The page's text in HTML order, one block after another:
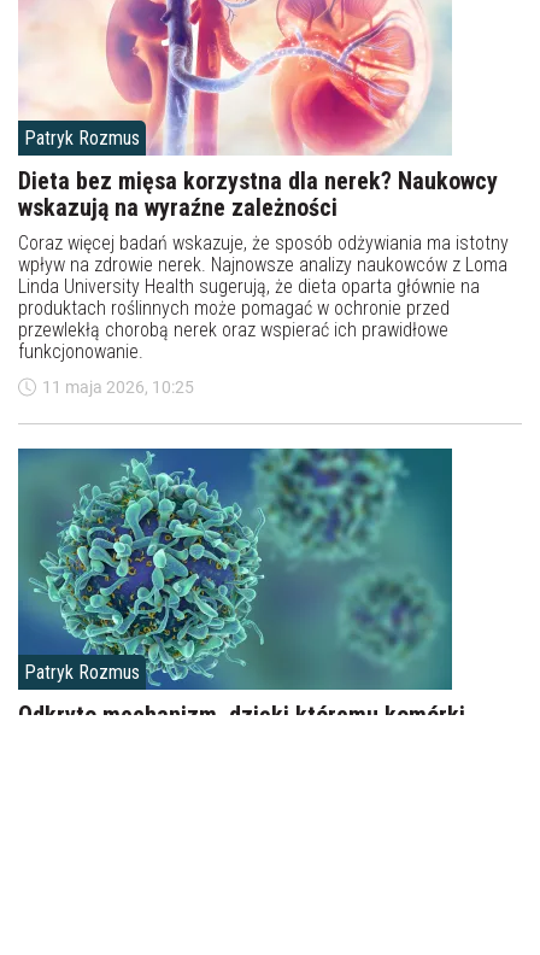
Patryk Rozmus
Dieta bez mięsa korzystna dla nerek? Naukowcy
wskazują na wyraźne zależności
Coraz więcej badań wskazuje, że sposób odżywiania ma istotny
wpływ na zdrowie nerek. Najnowsze analizy naukowców z Loma
Linda University Health sugerują, że dieta oparta głównie na
produktach roślinnych może pomagać w ochronie przed
przewlekłą chorobą nerek oraz wspierać ich prawidłowe
funkcjonowanie.
11 maja 2026, 10:25
Patryk Rozmus
Odkryto mechanizm, dzięki któremu komórki